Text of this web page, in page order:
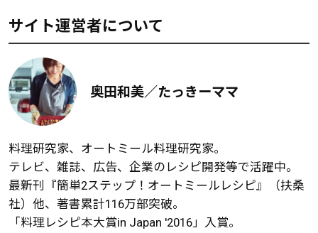
サイト運営者について
奥田和美／たっきーママ
料理研究家、オートミール料理研究家。
テレビ、雑誌、広告、企業のレシピ開発等で活躍中。
最新刊『簡単2ステップ！オートミールレシピ』（扶桑
社）他、著書累計116万部突破。
「料理レシピ本大賞in Japan '2016」入賞。